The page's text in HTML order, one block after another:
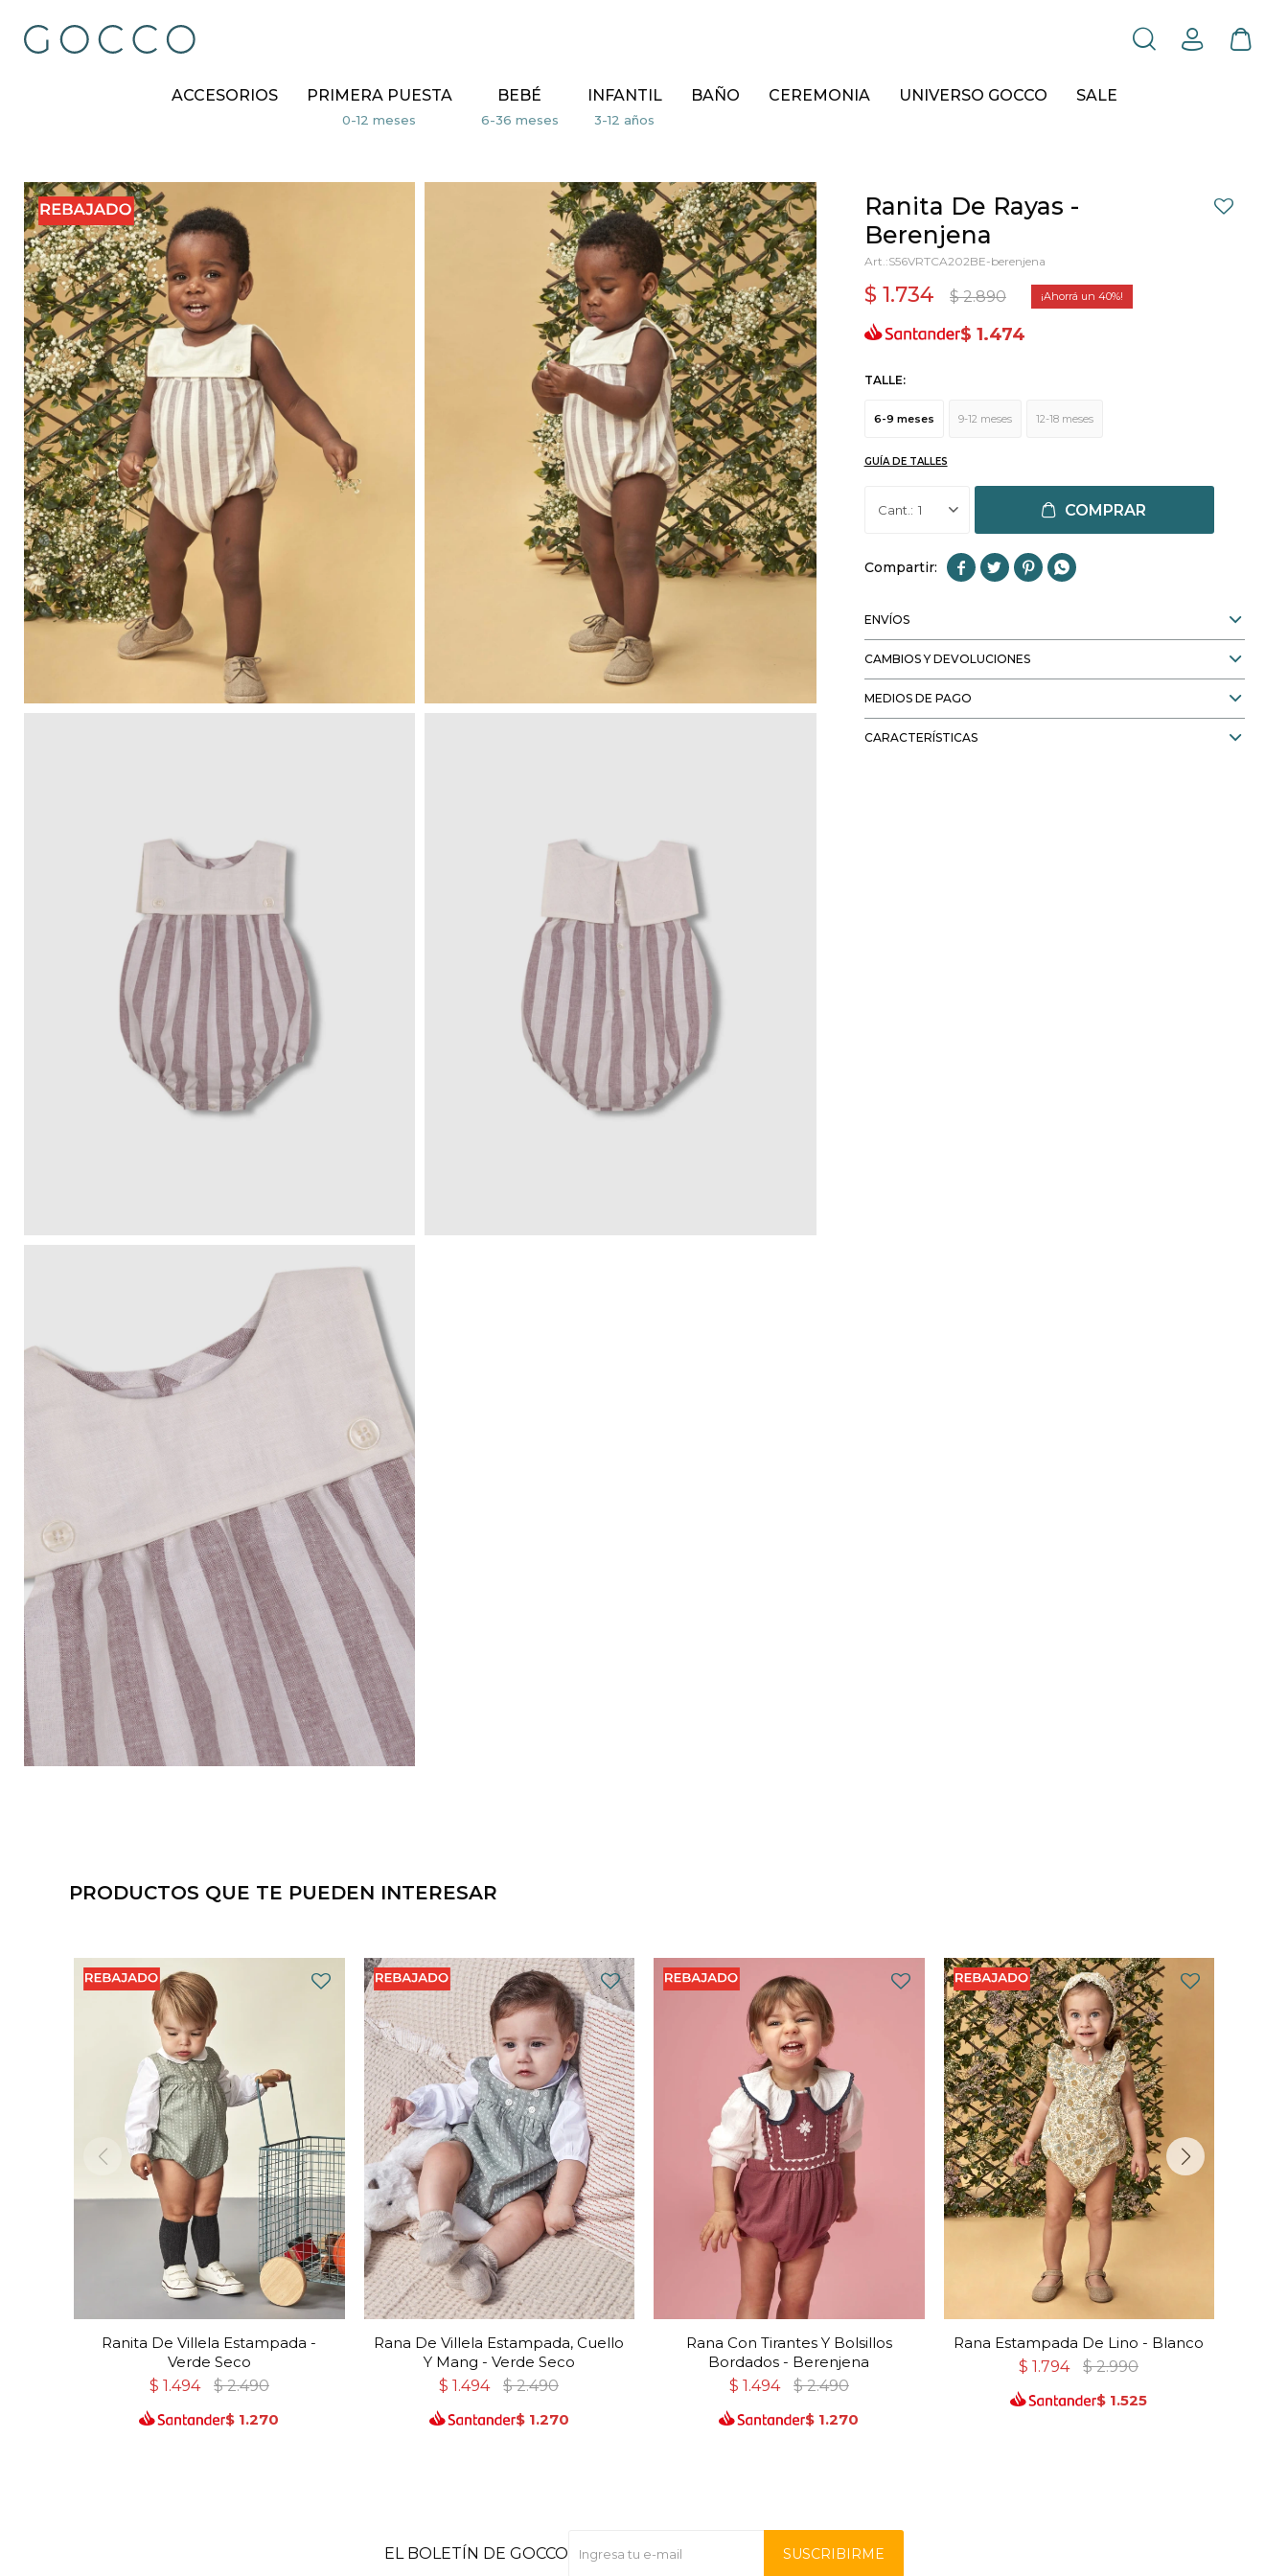
ACCESORIOS PRIMERA PUESTA BEBÉ INFANTIL BAÑO CEREMONIA UNIVERSO GOCCO SALE
Ranita De Rayas -
Berenjena
S56VRTCA202BE-berenjena
$ 1.734 $ 2.890 40
$ 1.474
TALLE:
6-9 meses 9-12 meses 12-18 meses
GUÍA DE TALLES
1 COMPRAR
   
ENVÍOS
CAMBIOS Y DEVOLUCIONES
MEDIOS DE PAGO
CARACTERÍSTICAS
PRODUCTOS QUE TE PUEDEN INTERESAR
Ranita De Villela Estampada -
Verde Seco
$ 1.494 $ 2.490
$ 1.270
Rana De Villela Estampada, Cuello
Y Mang - Verde Seco
$ 1.494 $ 2.490
$ 1.270
Rana Con Tirantes Y Bolsillos
Bordados - Berenjena
$ 1.494 $ 2.490
$ 1.270
Rana Estampada De Lino - Blanco
$ 1.794 $ 2.990
$ 1.525
EL BOLETÍN DE GOCCO SUSCRIBIRME